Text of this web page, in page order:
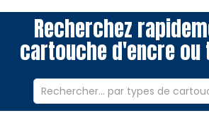
Recherchez
cartouche d'encre ou